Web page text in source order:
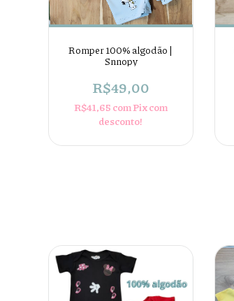
Romper 100% algodão |
Snnopy
R$49,00
R$41,65 comPix com
desconto!